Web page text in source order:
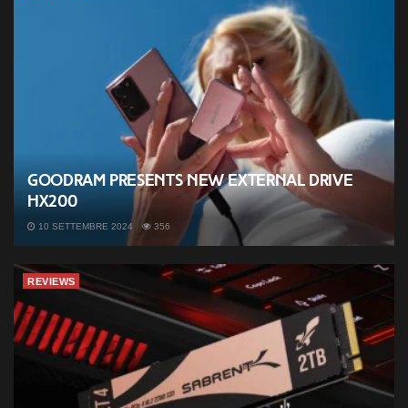
Goodram presents new external drive
HX200
10 SETTEMBRE 2024 356
REVIEWS